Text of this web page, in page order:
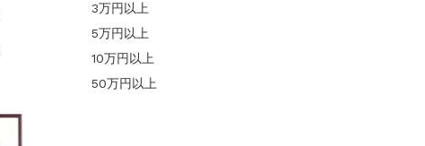
3万円以上
5万円以上
10万円以上
50万円以上